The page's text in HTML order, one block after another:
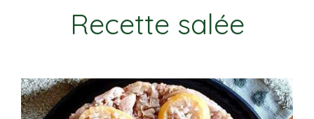
Recette salée